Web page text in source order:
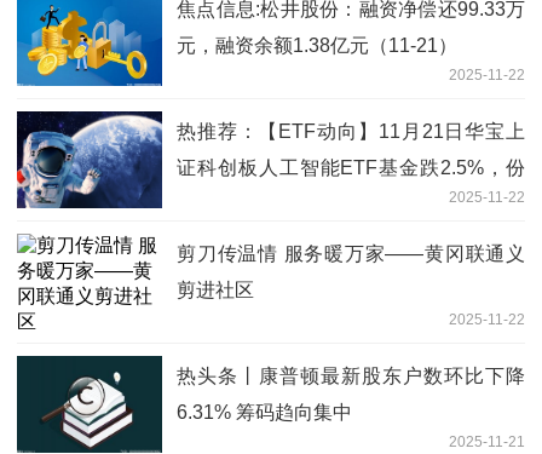
焦点信息:松井股份：融资净偿还99.33万
元，融资余额1.38亿元（11-21）
2025-11-22
热推荐：【ETF动向】11月21日华宝上
证科创板人工智能ETF基金跌2.5%，份
2025-11-22
剪刀传温情 服务暖万家——黄冈联通义
剪进社区
2025-11-22
热头条丨康普顿最新股东户数环比下降
6.31% 筹码趋向集中
2025-11-21